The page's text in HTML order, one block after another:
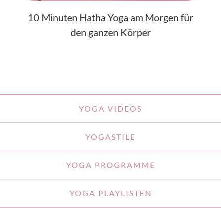
10 Minuten Hatha Yoga am Morgen für
den ganzen Körper
YOGA VIDEOS
YOGASTILE
YOGA PROGRAMME
YOGA PLAYLISTEN